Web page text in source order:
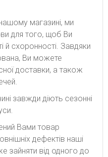
магазині, ми
для того, щоб Ви
й схоронності. Завдяки
Ви можете
доставки, а також
завжди діють сезонні
Вами товар
дефектів наші
від одного до